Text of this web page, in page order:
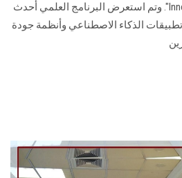
Innovation in Laboratory Science". وتم استعرض البرنامج العلمي أحدث
الذكاء الاصطناعي وأنظمة جودة